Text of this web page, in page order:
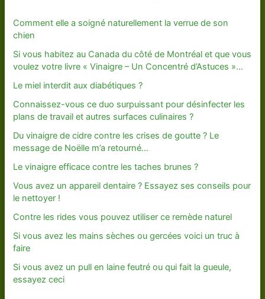
Comment elle a soigné naturellement la verrue de son
chien
Si vous habitez au Canada du côté de Montréal et que vous
voulez votre livre « Vinaigre – Un Concentré d’Astuces »…
Le miel interdit aux diabétiques ?
Connaissez-vous ce duo surpuissant pour désinfecter les
plans de travail et autres surfaces culinaires ?
Du vinaigre de cidre contre les crises de goutte ? Le
message de Noëlle m’a retourné…
Le vinaigre efficace contre les taches brunes ?
Vous avez un appareil dentaire ? Essayez ses conseils pour
le nettoyer !
Contre les rides vous pouvez utiliser ce remède naturel
Si vous avez les mains sèches ou gercées voici un truc à
faire
Si vous avez un pull en laine feutré ou qui fait la gueule,
essayez ceci